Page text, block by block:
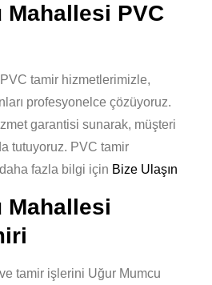
Mahallesi PVC
tamir hizmetlerimizle,
profesyonelce çözüyoruz.
garantisi sunarak, müşteri
tutuyoruz. PVC tamir
fazla bilgi için Bize Ulaşın
Mahallesi
tamir işlerini Uğur Mumcu